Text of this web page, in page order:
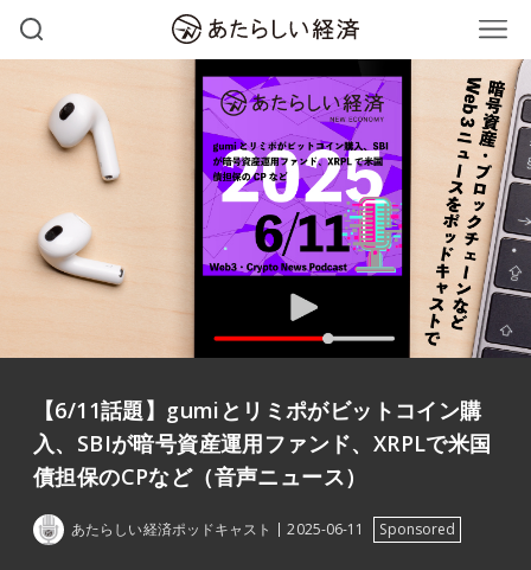
【6/11話題】gumiとリミポがビットコイン購
入、SBIが暗号資産運用ファンド、XRPLで米国
債担保のCPなど（音声ニュース）
あたらしい経済ポッドキャスト 2025-06-11 Sponsored